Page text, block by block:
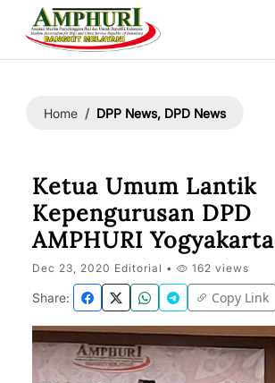
Home DPP News, DPD News
Ketua Umum Lantik
Kepengurusan DPD
AMPHURI Yogyakarta
Dec 23, 2020 Editorial • 162 views
Share: Copy Link